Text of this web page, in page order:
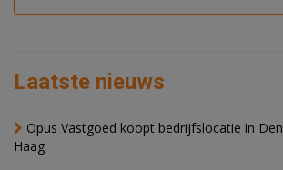
Laatste nieuws
Opus Vastgoed koopt bedrijfslocatie in Den
Haag